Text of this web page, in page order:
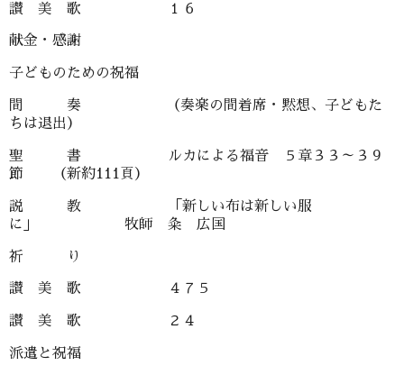
讃 美 歌 １６
献金・感謝
子どものための祝福
間 奏 （奏楽の間着席・黙想、子どもた
ちは退出）
聖 書 ルカによる福音 ５章３３～３９
節 （新約111頁）
説 教 「新しい布は新しい服
に」 牧師 粂 広国
祈 り
讃 美 歌 ４７５
讃 美 歌 ２４
派遣と祝福